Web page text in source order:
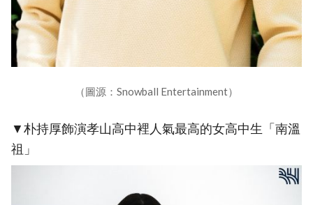
（圖源：Snowball Entertainment）
▼朴持厚飾演孝山高中裡人氣最高的女高中生「南溫
祖」